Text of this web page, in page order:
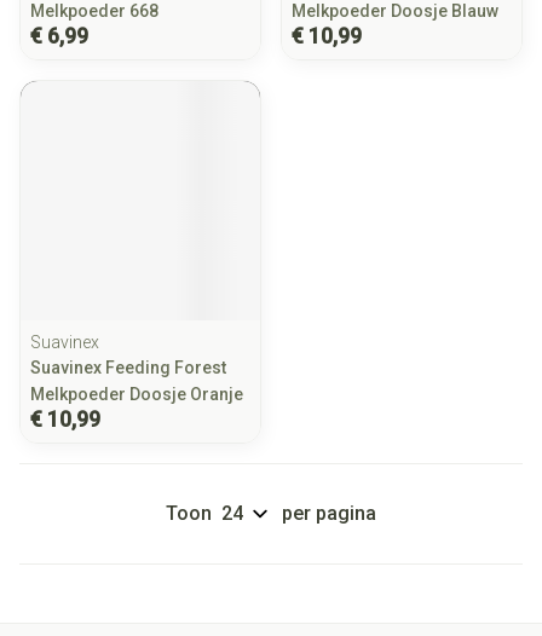
Melkpoeder 668
€ 6,99
Melkpoeder Doosje Blauw
€ 10,99
Suavinex
Suavinex Feeding Forest
Melkpoeder Doosje Oranje
€ 10,99
Toon per pagina